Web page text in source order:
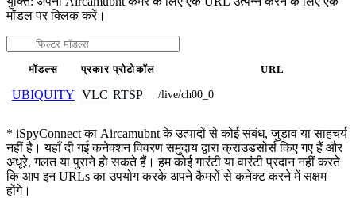
मॉडल पर क्लिक करें।
मॉडल्स प्रकार प्रोटोकॉल URL
UBIQUITY VLC RTSP /live/ch00_0
* iSpyConnect का Aircamubnt के उत्पादों से कोई संबंध, जुड़ाव या साहचर्य
नहीं है। यहाँ दी गई कनेक्शन विवरण समुदाय द्वारा क्राउडसोर्स किए गए हैं और
अधूरे, गलत या पुराने हो सकते हैं। हम कोई गारंटी या वारंटी प्रदान नहीं करते
कि आप इन URLs का उपयोग करके अपने कैमरों से कनेक्ट करने में सक्षम
होंगे।